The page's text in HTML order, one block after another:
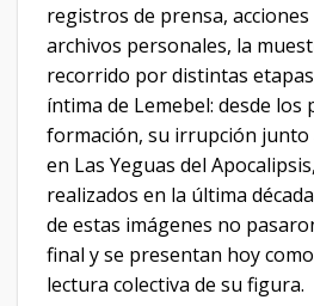
registros de prensa,
archivos personales, la
recorrido por distintas
íntima de Lemebel: desde los
formación, su irrupción junto
en Las Yeguas del
realizados en la última
de estas imágenes no
final y se presentan hoy
lectura colectiva de su figura.